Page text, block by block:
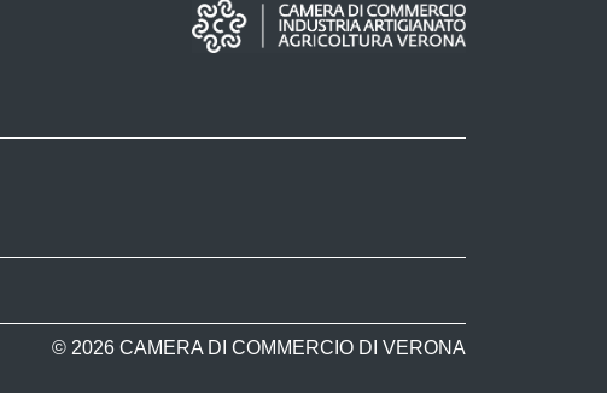
© 2026 CAMERA DI COMMERCIO DI VERONA